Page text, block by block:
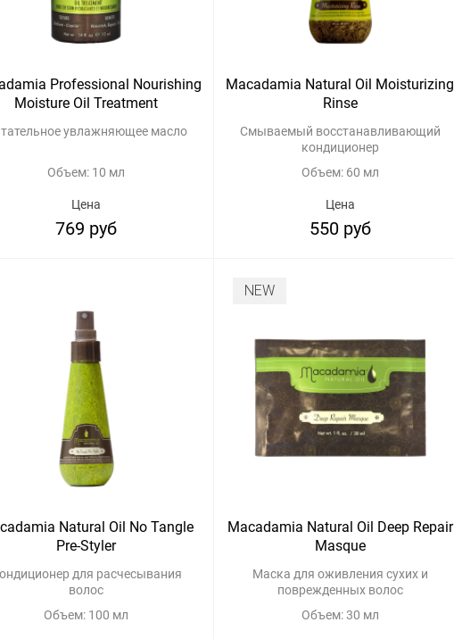
Professional Nourishing
Moisture Oil Treatment
увлажняющее масло
Объем: 10 мл
Цена
769 руб
Macadamia Natural Oil Moisturizing
Rinse
Смываемый восстанавливающий
кондиционер
Объем: 60 мл
Цена
550 руб
Natural Oil No Tangle
Pre-Styler
для расчесывания
волос
Объем: 100 мл
NEW
Macadamia Natural Oil Deep Repair
Masque
Маска для оживления сухих и
поврежденных волос
Объем: 30 мл